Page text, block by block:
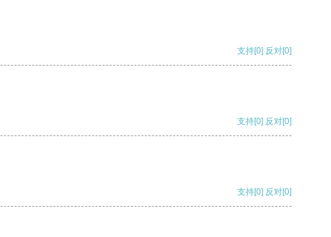
支持[0] 反对[0]
支持[0] 反对[0]
支持[0] 反对[0]